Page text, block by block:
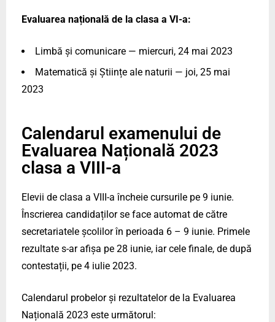
Evaluarea națională de la clasa a VI-a:
Limbă și comunicare — miercuri, 24 mai 2023
Matematică și Științe ale naturii — joi, 25 mai
2023
Calendarul examenului de
Evaluarea Națională 2023
clasa a VIII-a
Elevii de clasa a VIII-a încheie cursurile pe 9 iunie.
Înscrierea candidaților se face automat de către
secretariatele școlilor în perioada 6 – 9 iunie. Primele
rezultate s-ar afișa pe 28 iunie, iar cele finale, de după
contestații, pe 4 iulie 2023.
Calendarul probelor și rezultatelor de la Evaluarea
Națională 2023 este următorul: